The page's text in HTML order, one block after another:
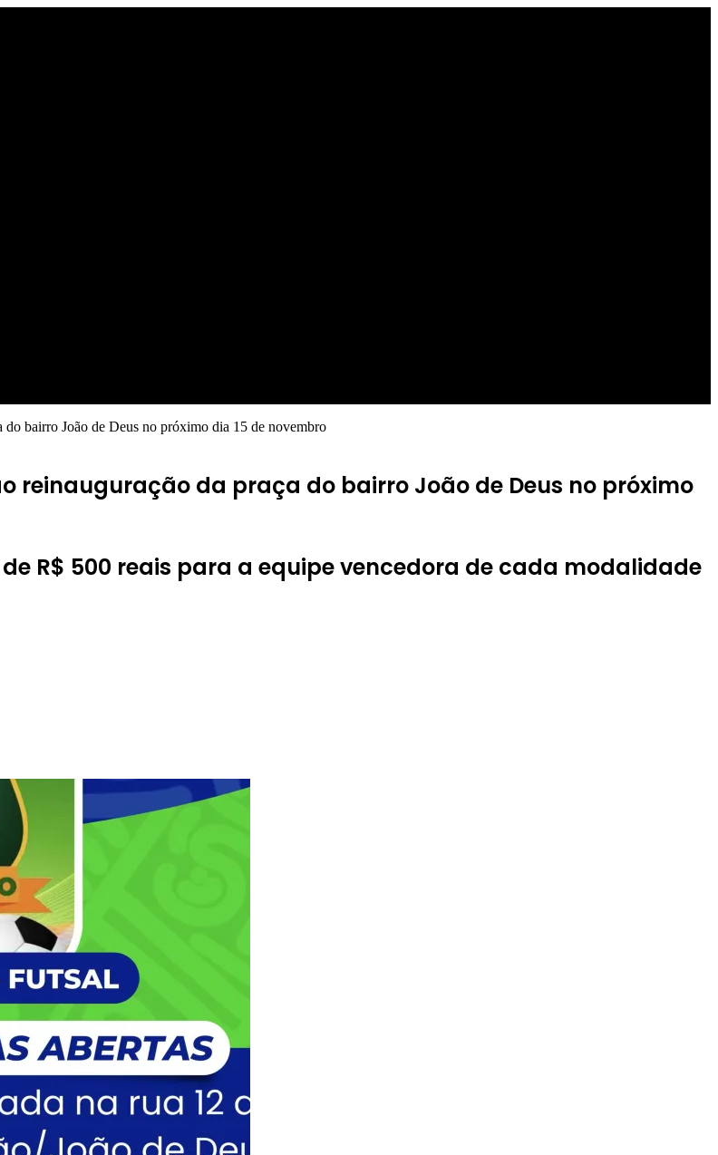
do bairro João de Deus no próximo dia 15 de novembro
reinauguração da praça do bairro João de Deus no próximo
R$ 500 reais para a equipe vencedora de cada modalidade